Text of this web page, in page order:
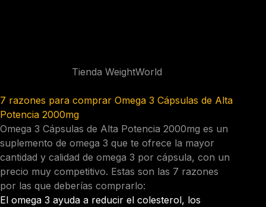
Tienda WeightWorld
7 razones para comprar Omega 3 Cápsulas de Alta
Potencia 2000mg
Omega 3 Cápsulas de Alta Potencia 2000mg es un
suplemento de omega 3 que te ofrece la mayor
cantidad y calidad de omega 3 por cápsula, con un
precio muy competitivo. Estas son las 7 razones
por las que deberías comprarlo:
El omega 3 ayuda a reducir el colesterol, los